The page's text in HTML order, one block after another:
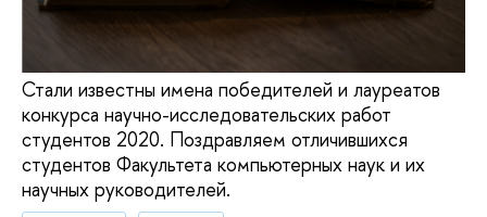
Стали известны имена победителей и лауреатов
конкурса научно-исследовательских работ
студентов 2020. Поздравляем отличившихся
студентов Факультета компьютерных наук и их
научных руководителей.